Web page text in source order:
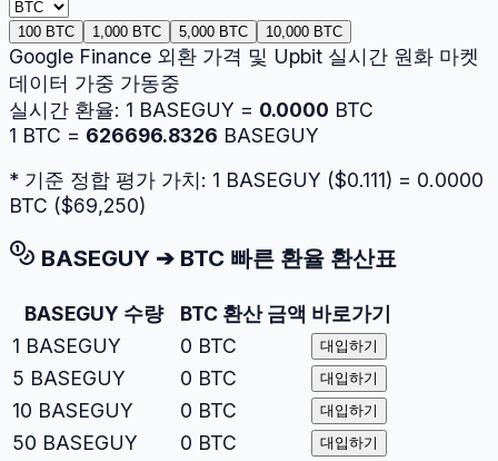
100 BTC 1,000 BTC 5,000 BTC 10,000 BTC
Google Finance 외환 가격 및 Upbit 실시간 원화 마켓
데이터 가중 가동중
실시간 환율: 1 BASEGUY = 0.0000 BTC
1 BTC = 626696.8326 BASEGUY
* 기준 정합 평가 가치: 1 BASEGUY ($0.111) = 0.0000
BTC ($69,250)
BASEGUY ➔ BTC 빠른 환율 환산표
BASEGUY 수량 BTC 환산 금액 바로가기
1 BASEGUY 0 BTC 대입하기
5 BASEGUY 0 BTC 대입하기
10 BASEGUY 0 BTC 대입하기
50 BASEGUY 0 BTC 대입하기